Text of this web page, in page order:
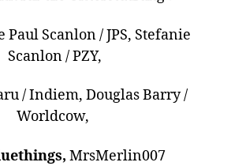
Paul Scanlon / JPS, Stefanie
Scanlon / PZY,
/ Indiem, Douglas Barry /
Worldcow,
MrsMerlin007